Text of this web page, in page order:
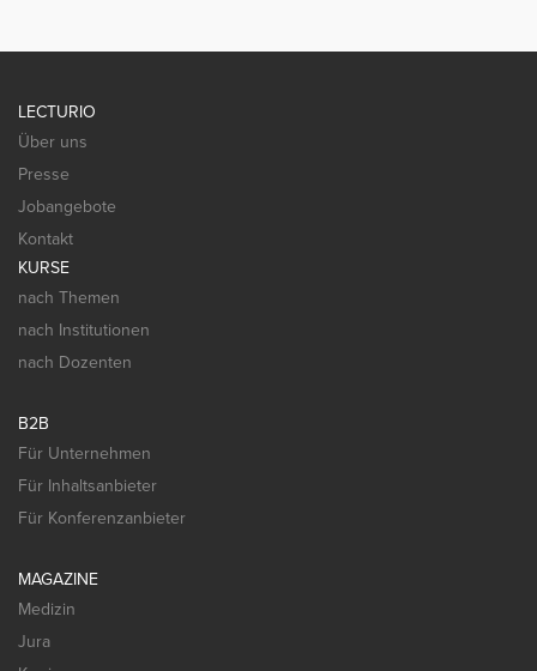
LECTURIO
Über uns
Presse
Jobangebote
Kontakt
KURSE
nach Themen
nach Institutionen
nach Dozenten
B2B
Für Unternehmen
Für Inhaltsanbieter
Für Konferenzanbieter
MAGAZINE
Medizin
Jura